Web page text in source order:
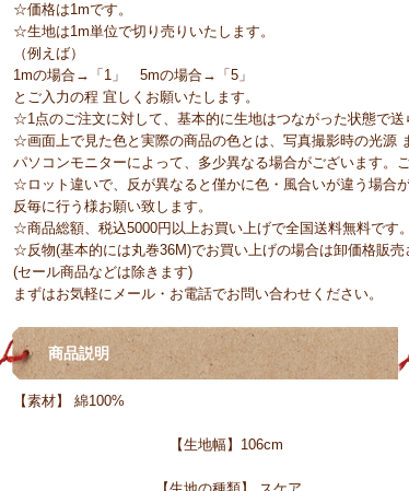
☆価格は1mです。
☆生地は1m単位で切り売りいたします。
（例えば）
1mの場合→「1」 5mの場合→「5」
とご入力の程 宜しくお願いたします。
☆1点のご注文に対して、基本的に生地はつながった状態で送
☆画面上で見た色と実際の商品の色とは、写真撮影時の光源
パソコンモニターによって、多少異なる場合がございます。
☆ロット違いで、反が異なると僅かに色・風合いが違う場合
反毎に行う様お願い致します。
☆商品総額、税込5000円以上お買い上げで全国送料無料です。
☆反物(基本的には丸巻36M)でお買い上げの場合は卸価格販売
(セール商品などは除きます)
まずはお気軽にメール・お電話でお問い合わせください。
商品説明
【素材】 綿100%
【生地幅】106cm